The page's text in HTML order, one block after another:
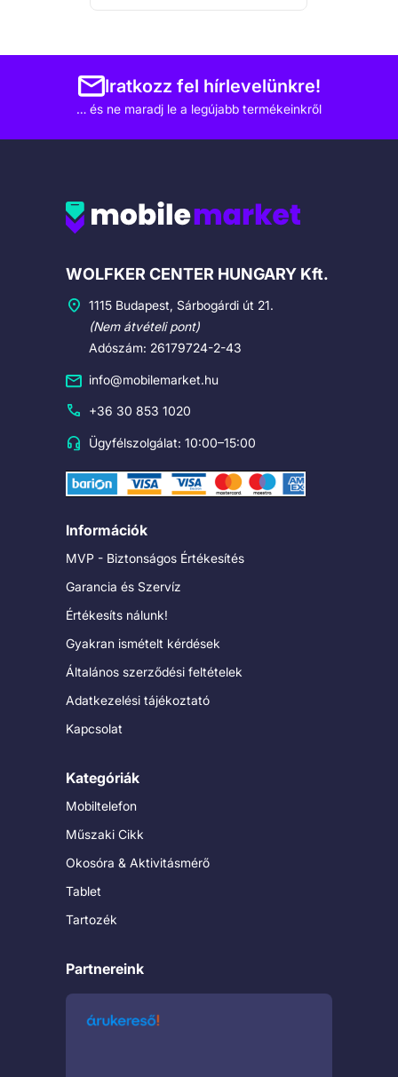
Iratkozz fel hírlevelünkre!
… és ne maradj le a legújabb termékeinkről
Cégadatok
WOLFKER CENTER HUNGARY Kft.
1115 Budapest, Sárbogárdi út 21.
(Nem átvételi pont)
Adószám: 26179724-2-43
info@mobilemarket.hu
+36 30 853 1020
Ügyfélszolgálat: 10:00–15:00
Információk
MVP - Biztonságos Értékesítés
Garancia és Szervíz
Értékesíts nálunk!
Gyakran ismételt kérdések
Általános szerződési feltételek
Adatkezelési tájékoztató
Kapcsolat
Kategóriák
Mobiltelefon
Műszaki Cikk
Okosóra & Aktivitásmérő
Tablet
Tartozék
Partnereink